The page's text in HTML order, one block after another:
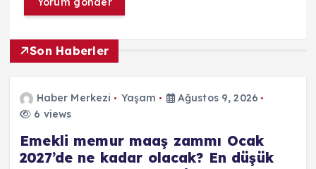
Son Haberler
Haber Merkezi Yaşam
Ağustos 9, 2026
6 views
Emekli memur maaş zammı Ocak
2027’de ne kadar olacak? En düşük